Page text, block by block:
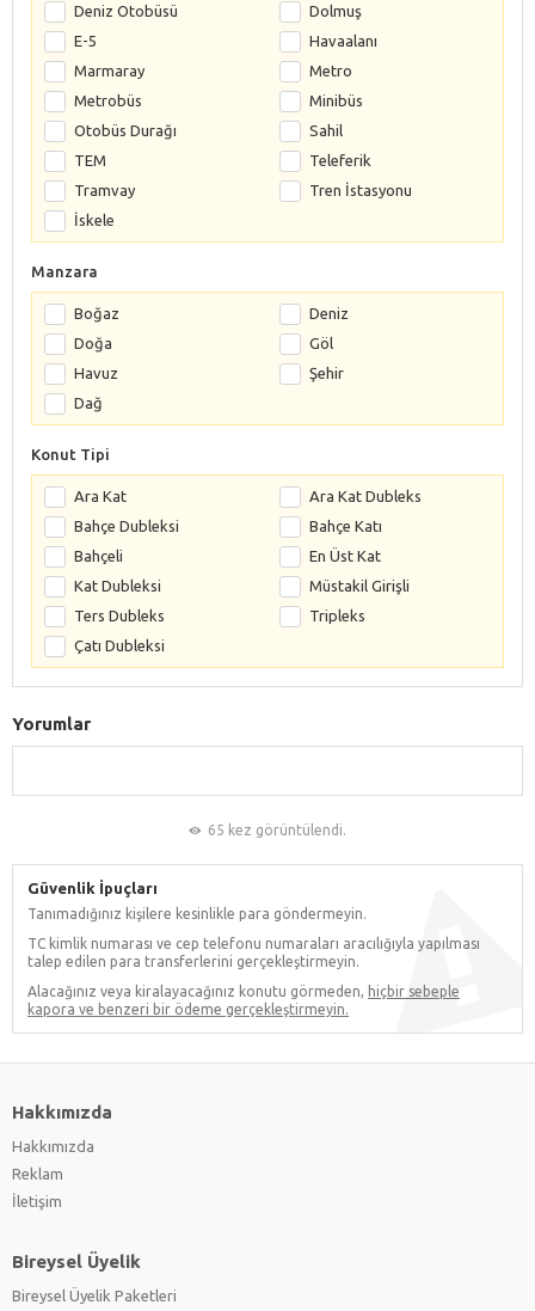
Deniz Otobüsü
Dolmuş
E-5
Havaalanı
Marmaray
Metro
Metrobüs
Minibüs
Otobüs Durağı
Sahil
TEM
Teleferik
Tramvay
Tren İstasyonu
İskele
Manzara
Boğaz
Deniz
Doğa
Göl
Havuz
Şehir
Dağ
Konut Tipi
Ara Kat
Ara Kat Dubleks
Bahçe Dubleksi
Bahçe Katı
Bahçeli
En Üst Kat
Kat Dubleksi
Müstakil Girişli
Ters Dubleks
Tripleks
Çatı Dubleksi
Yorumlar
65 kez görüntülendi.
Güvenlik İpuçları
Tanımadığınız kişilere kesinlikle para göndermeyin.
TC kimlik numarası ve cep telefonu numaraları aracılığıyla yapılması
talep edilen para transferlerini gerçekleştirmeyin.
Alacağınız veya kiralayacağınız konutu görmeden, hiçbir sebeple
kapora ve benzeri bir ödeme gerçekleştirmeyin.
Hakkımızda
Hakkımızda
Reklam
İletişim
Bireysel Üyelik
Bireysel Üyelik Paketleri